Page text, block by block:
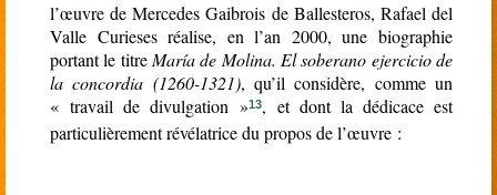
l’œuvre de Mercedes Gaibrois de Ballesteros, Rafael del
Valle Curieses réalise, en l’an 2000, une biographie
portant le titreMaría de Molina. El soberano ejercicio de
la concordia (1260-1321), qu’il considère, comme un
« travail de divulgation »13, et dont la dédicace est
particulièrement révélatrice du propos de l’œuvre :